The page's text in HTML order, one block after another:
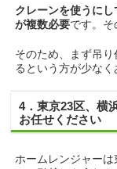
クレーンを使うに
が複数必要です。そ
そのため、まず吊
るという方が少なく
4．東京23区、横
お任せください
ホームレンジャー